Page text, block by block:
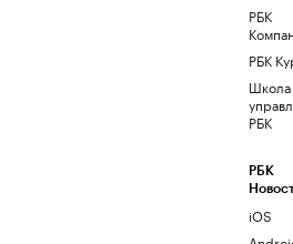
РБК
РБК
Школа
РБК
РБК
iOS